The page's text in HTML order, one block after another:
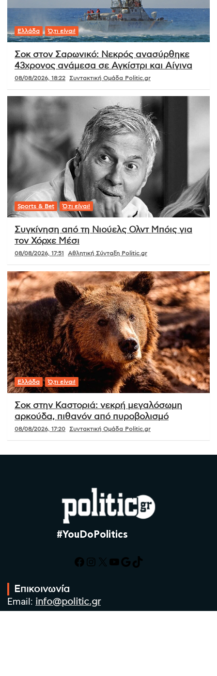
Ελλάδα Ό,τι είναι!
Σοκ στον Σαρωνικό: Νεκρός ανασύρθηκε
43χρονος ανάμεσα σε Αγκίστρι και Αίγινα
08/08/2026, 18:22 Συντακτική Ομάδα Politic.gr
Sports & Bet Ό,τι είναι!
Συγκίνηση από τη Νιούελς Ολντ Μπόις για
τον Χόρχε Μέσι
08/08/2026, 17:51 Αθλητική Σύνταξη Politic.gr
Ελλάδα Ό,τι είναι!
Σοκ στην Καστοριά: νεκρή μεγαλόσωμη
αρκούδα, πιθανόν από πυροβολισμό
08/08/2026, 17:20 Συντακτική Ομάδα Politic.gr
#YouDoPolitics
Facebook
Instagram
X YouTube
Google
TikTok
Επικοινωνία
Email: info@politic.gr
Τηλ: